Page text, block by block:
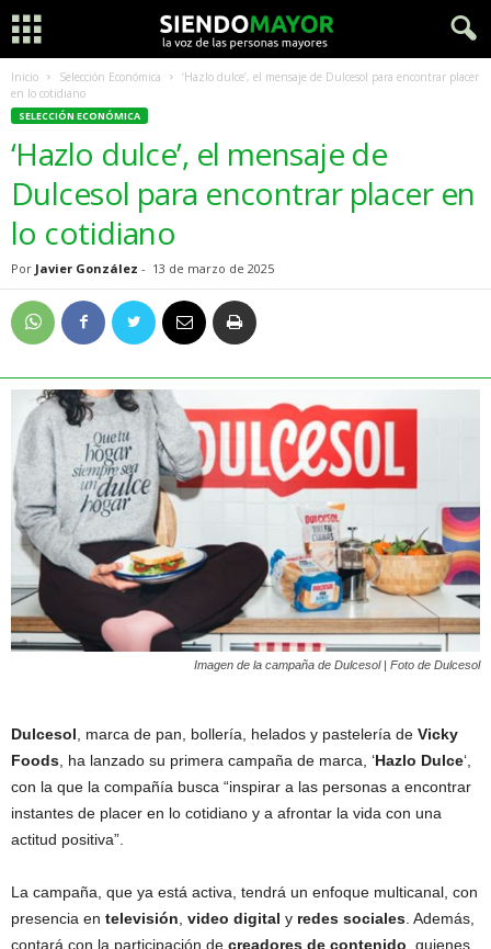
Inicio Selección Económica
‘Hazlo dulce’, el mensaje de Dulcesol para encontrar placer
en lo cotidiano
SELECCIÓN ECONÓMICA
‘Hazlo dulce’, el mensaje de
Dulcesol para encontrar placer en
lo cotidiano
Por Javier González - 13 de marzo de 2025
Imagen de la campaña de Dulcesol | Foto de Dulcesol
Dulcesol, marca de pan, bollería, helados y pastelería de Vicky
Foods, ha lanzado su primera campaña de marca, ‘Hazlo Dulce‘,
con la que la compañía busca “inspirar a las personas a encontrar
instantes de placer en lo cotidiano y a afrontar la vida con una
actitud positiva”.
La campaña, que ya está activa, tendrá un enfoque multicanal, con
presencia en televisión, video digital y redes sociales. Además,
contará con la participación de creadores de contenido, quienes